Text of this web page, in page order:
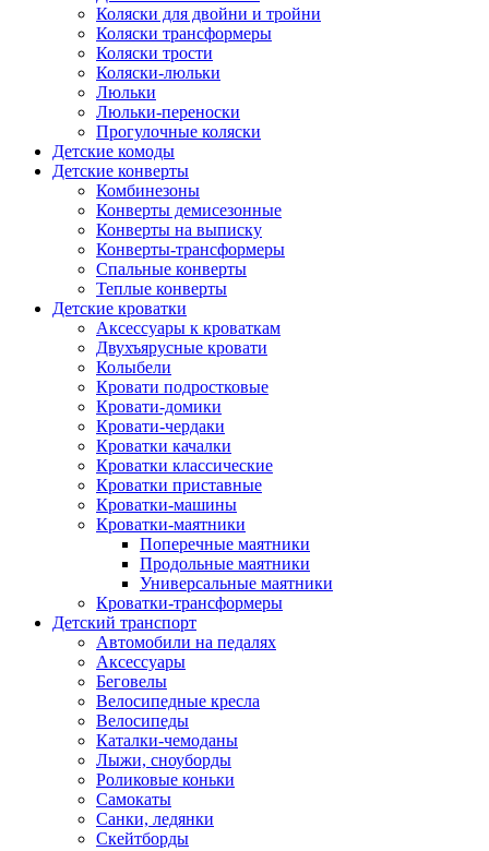
Коляски для двойни и тройни
Коляски трансформеры
Коляски трости
Коляски-люльки
Люльки
Люльки-переноски
Прогулочные коляски
Детские комоды
Детские конверты
Комбинезоны
Конверты демисезонные
Конверты на выписку
Конверты-трансформеры
Спальные конверты
Теплые конверты
Детские кроватки
Аксессуары к кроваткам
Двухъярусные кровати
Колыбели
Кровати подростковые
Кровати-домики
Кровати-чердаки
Кроватки качалки
Кроватки классические
Кроватки приставные
Кроватки-машины
Кроватки-маятники
Поперечные маятники
Продольные маятники
Универсальные маятники
Кроватки-трансформеры
Детский транспорт
Автомобили на педалях
Аксессуары
Беговелы
Велосипедные кресла
Велосипеды
Каталки-чемоданы
Лыжи, сноуборды
Роликовые коньки
Самокаты
Санки, ледянки
Скейтборды